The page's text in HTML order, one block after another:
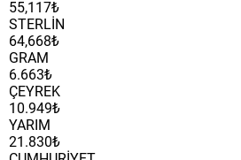
55,117₺
STERLİN
64,668₺
GRAM
6.663₺
ÇEYREK
10.949₺
YARIM
21.830₺